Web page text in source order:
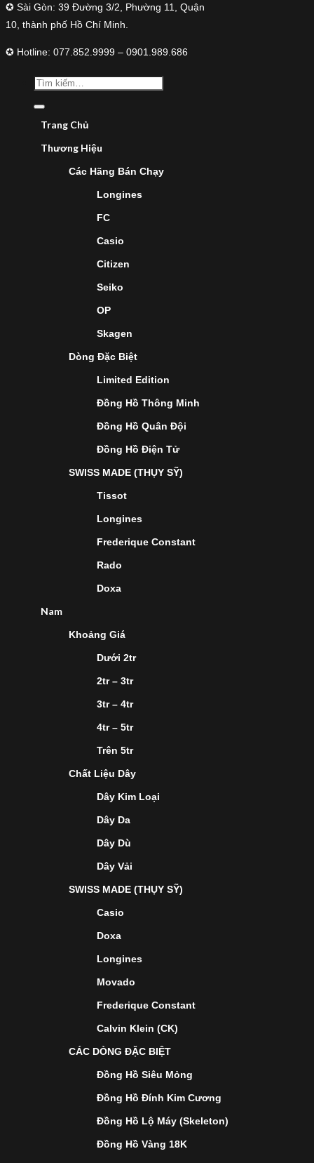
✪ Sài Gòn: 39 Đường 3/2, Phường 11, Quận
10, thành phố Hồ Chí Minh.
✪ Hotline: 077.852.9999 – 0901.989.686
Trang Chủ
Thương Hiệu
Các Hãng Bán Chạy
Longines
FC
Casio
Citizen
Seiko
OP
Skagen
Dòng Đặc Biệt
Limited Edition
Đồng Hồ Thông Minh
Đồng Hồ Quân Đội
Đồng Hồ Điện Tử
SWISS MADE (THỤY SỸ)
Tissot
Longines
Frederique Constant
Rado
Doxa
Nam
Khoảng Giá
Dưới 2tr
2tr – 3tr
3tr – 4tr
4tr – 5tr
Trên 5tr
Chất Liệu Dây
Dây Kim Loại
Dây Da
Dây Dù
Dây Vải
SWISS MADE (THỤY SỸ)
Casio
Doxa
Longines
Movado
Frederique Constant
Calvin Klein (CK)
CÁC DÒNG ĐẶC BIỆT
Đồng Hồ Siêu Mỏng
Đồng Hồ Đính Kim Cương
Đồng Hồ Lộ Máy (Skeleton)
Đồng Hồ Vàng 18K